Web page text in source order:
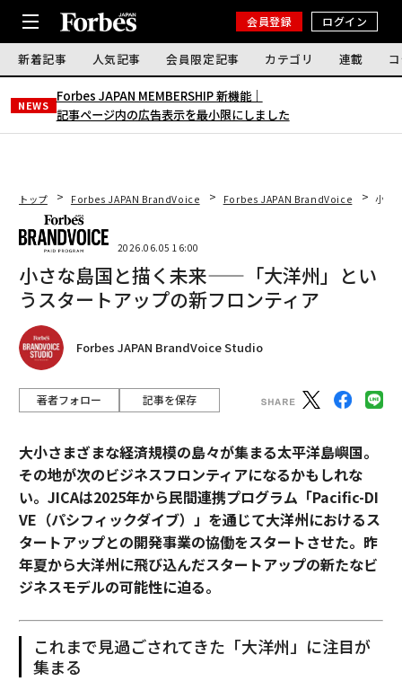
会員登録 ログイン
新着記事 人気記事 会員限定記事 カテゴリ 連載
NEWS
Forbes JAPAN MEMBERSHIP 新機能｜
記事ページ内の広告表示を最小限にしました
トップ Forbes JAPAN BrandVoice Forbes JAPAN BrandVoice 小さ
2026.06.05 16:00
小さな島国と描く未来——「大洋州」とい
うスタートアップの新フロンティア
Forbes JAPAN BrandVoice Studio
著者フォロー 記事を保存
大小さまざまな経済規模の島々が集まる太平洋島嶼国。
その地が次のビジネスフロンティアになるかもしれな
い。JICAは2025年から民間連携プログラム「Pacific-DI
VE（パシフィックダイブ）」を通じて大洋州におけるス
タートアップとの開発事業の協働をスタートさせた。昨
年夏から大洋州に飛び込んだスタートアップの新たなビ
ジネスモデルの可能性に迫る。
これまで見過ごされてきた「大洋州」に注目が
集まる